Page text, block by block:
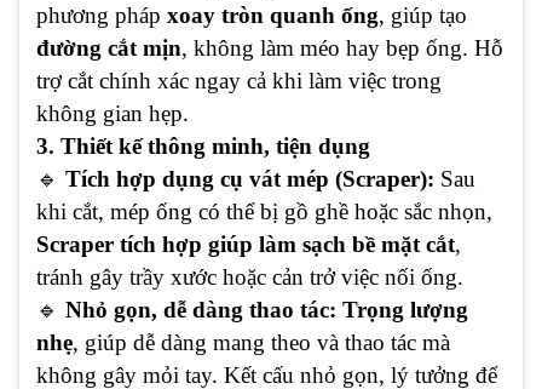
phương pháp xoay tròn quanh ống, giúp tạo
đường cắt mịn, không làm méo hay bẹp ống. Hỗ
trợ cắt chính xác ngay cả khi làm việc trong
không gian hẹp.
3. Thiết kế thông minh, tiện dụng
🔹 Tích hợp dụng cụ vát mép (Scraper): Sau
khi cắt, mép ống có thể bị gồ ghề hoặc sắc nhọn,
Scraper tích hợp giúp làm sạch bề mặt cắt,
tránh gây trầy xước hoặc cản trở việc nối ống.
🔹 Nhỏ gọn, dễ dàng thao tác: Trọng lượng
nhẹ, giúp dễ dàng mang theo và thao tác mà
không gây mỏi tay. Kết cấu nhỏ gọn, lý tưởng để